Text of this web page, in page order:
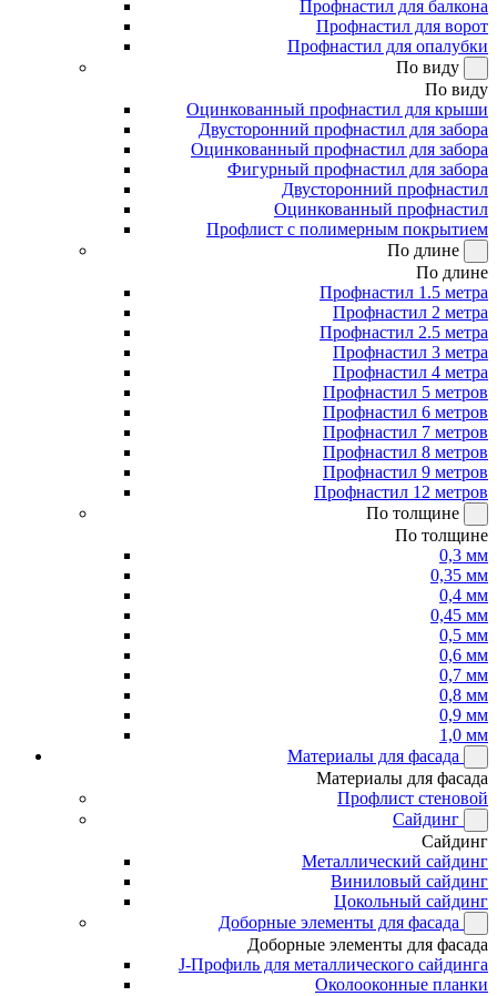
Профнастил для балкона
Профнастил для ворот
Профнастил для опалубки
По виду
По виду
Оцинкованный профнастил для крыши
Двусторонний профнастил для забора
Оцинкованный профнастил для забора
Фигурный профнастил для забора
Двусторонний профнастил
Оцинкованный профнастил
Профлист с полимерным покрытием
По длине
По длине
Профнастил 1.5 метра
Профнастил 2 метра
Профнастил 2.5 метра
Профнастил 3 метра
Профнастил 4 метра
Профнастил 5 метров
Профнастил 6 метров
Профнастил 7 метров
Профнастил 8 метров
Профнастил 9 метров
Профнастил 12 метров
По толщине
По толщине
0,3 мм
0,35 мм
0,4 мм
0,45 мм
0,5 мм
0,6 мм
0,7 мм
0,8 мм
0,9 мм
1,0 мм
Материалы для фасада
Материалы для фасада
Профлист стеновой
Сайдинг
Сайдинг
Металлический сайдинг
Виниловый сайдинг
Цокольный сайдинг
Доборные элементы для фасада
Доборные элементы для фасада
J-Профиль для металлического сайдинга
Околооконные планки